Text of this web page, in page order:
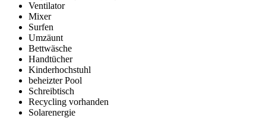
Ventilator
Mixer
Surfen
Umzäunt
Bettwäsche
Handtücher
Kinderhochstuhl
beheizter Pool
Schreibtisch
Recycling vorhanden
Solarenergie